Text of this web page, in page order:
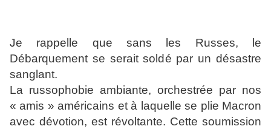
Je rappelle que sans les Russes, le
Débarquement se serait soldé par un désastre
sanglant.
La russophobie ambiante, orchestrée par nos
« amis » américains et à laquelle se plie Macron
avec dévotion, est révoltante. Cette soumission